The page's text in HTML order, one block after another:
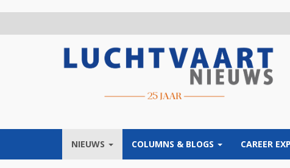
NIEUWS COLUMNS & BLOGS CAREER